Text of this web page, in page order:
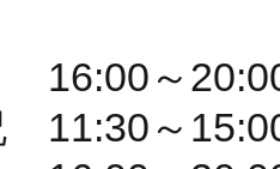
～
11:30～